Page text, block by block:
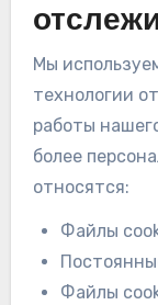
Мы
технологии
работы
более
относятся:
Файлы
Файлы